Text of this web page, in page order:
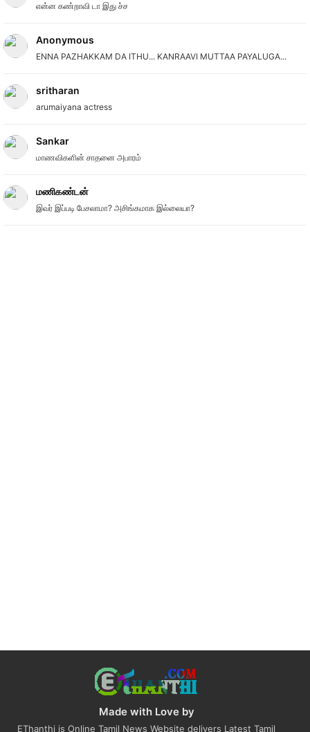
என்ன கண்றாவி டா இது ச்ச
Anonymous
ENNA PAZHAKKAM DA ITHU... KANRAAVI MUTTAA PAYALUGA...
sritharan
arumaiyana actress
Sankar
மாணவிகளின் சாதனை அபாரம்
மணிகண்டன்
இவர் இப்படி பேசலாமா? அசிங்கமாக இல்லையா?
Made with Love by
EThanthi is Online Tamil News Website delivers Latest Tamil